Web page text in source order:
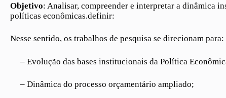
Objetivo: Analisar, compreender e interpretar a dinâmica
políticas econômicas.definir:
Nesse sentido, os trabalhos de pesquisa se direcionam para:
– Evolução das bases institucionais da Política
– Dinâmica do processo orçamentário ampliado;